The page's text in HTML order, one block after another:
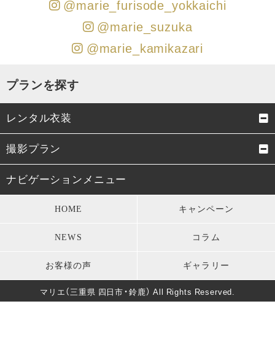
@marie_furisode_yokkaichi
@marie_suzuka
@marie_kamikazari
プランを探す
レンタル衣装
成人式振袖
男性成人式袴
七五三衣装 留袖・訪問着・振袖
モーニング・礼服 パーティードレス
キッズ衣装 長寿のお祝い
葬儀・法要
撮影プラン
成人式前撮り
ィング
バースデー マタニティフォト
ナビゲーションメニュー
HOME キャンペーン
NEWS コラム
お客様の声 ギャラリー
マリエ（三重県 四日市・鈴鹿） All Rights Reserved.